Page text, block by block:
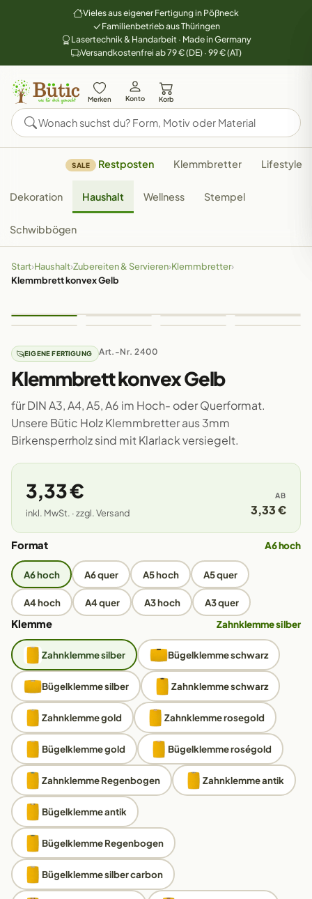
Vieles aus eigener Fertigung in Pößneck
Familienbetrieb aus Thüringen
Lasertechnik & Handarbeit · Made in Germany
Versandkostenfrei ab 79 € (DE) · 99 € (AT)
Merken Konto Korb
SALE Restposten Klemmbretter Lifestyle
Dekoration Haushalt Wellness Stempel
Schwibbögen
Start›Haushalt›Zubereiten & Servieren›Klemmbretter›
Klemmbrett konvex Gelb
EIGENE FERTIGUNG Art.-Nr. 2400
Klemmbrett konvex Gelb
für DIN A3, A4, A5, A6 im Hoch- oder Querformat.
Unsere Bütic Holz Klemmbretter aus 3mm
Birkensperrholz sind mit Klarlack versiegelt.
3,33 €
inkl. MwSt. · zzgl. Versand
AB
3,33 €
Format A6 hoch
A6 hoch A6 quer A5 hoch A5 quer
A4 hoch A4 quer A3 hoch A3 quer
Klemme Zahnklemme silber
Zahnklemme silber Bügelklemme schwarz
Bügelklemme silber Zahnklemme schwarz
Zahnklemme gold Zahnklemme rosegold
Bügelklemme gold Bügelklemme roségold
Zahnklemme Regenbogen Zahnklemme antik
Bügelklemme antik
Bügelklemme Regenbogen
Bügelklemme silber carbon